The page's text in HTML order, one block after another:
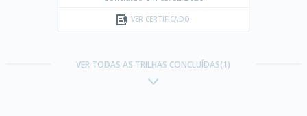
VER CERTIFICADO
VER TODAS AS TRILHAS CONCLUÍDAS(1)